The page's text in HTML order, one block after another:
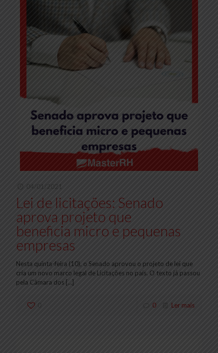
04/01/2021
Lei de licitações: Senado
aprova projeto que
beneficia micro e pequenas
empresas
Nesta quinta-feira (10), o Senado aprovou o projeto de lei que
cria um novo marco legal de Licitações no país. O texto já passou
pela Câmara dos […]
0 0 Ler mais